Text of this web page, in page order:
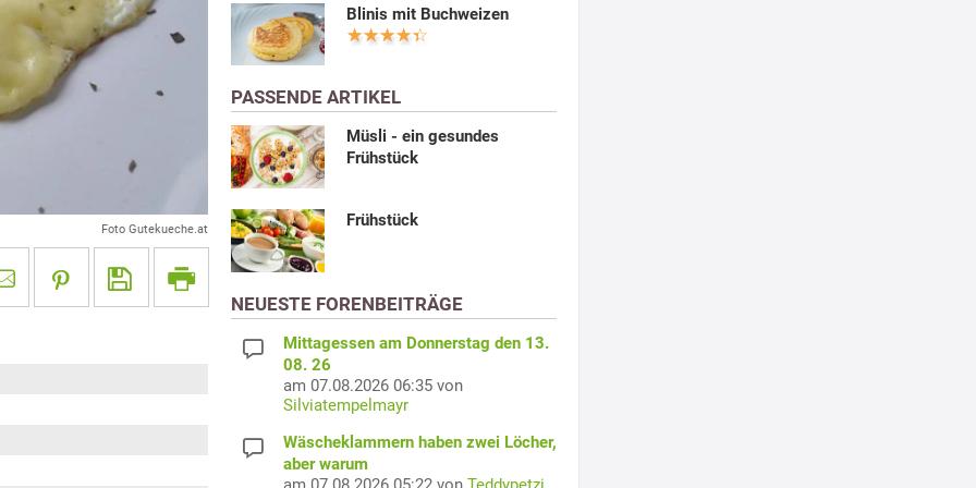
Foto Gutekueche.at
Blinis mit Buchweizen
PASSENDE ARTIKEL
Müsli - ein gesundes
Frühstück
Frühstück
NEUESTE FORENBEITRÄGE
Mittagessen am Donnerstag den 13.
08. 26
am 07.08.2026 06:35 von
Silviatempelmayr
Wäscheklammern haben zwei Löcher,
aber warum